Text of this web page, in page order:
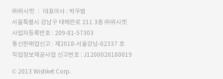
㈜위시켓
대표이사 : 박우범
서울특별시 강남구 테헤란로 211 3층 ㈜위시켓
사업자등록번호 : 209-81-57303
통신판매업신고 : 제2018-서울강남-02337 호
직업정보제공사업 신고번호 : J1200020180019
© 2013 Wishket Corp.